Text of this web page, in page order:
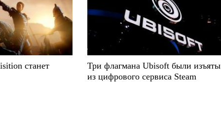
станет
Три флагмана Ubisoft были изъяты
из цифрового сервиса Steam